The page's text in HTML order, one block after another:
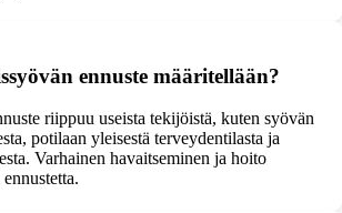
ennuste määritellään?
riippuu useista tekijöistä, kuten syövän
potilaan yleisestä terveydentilasta ja
Varhainen havaitseminen ja hoito